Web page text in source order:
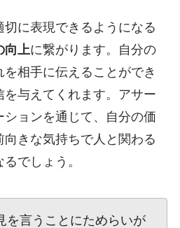
に表現できるようになる
向上に繋がります。自分の
相手に伝えることができ
を与えてくれます。アサー
ョンを通じて、自分の価
きな気持ちで人と関わる
でしょう。
を言うことにためらいが